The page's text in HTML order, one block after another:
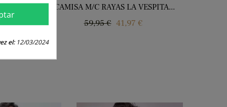
CAMISA M/C RAYAS LA VESPITA...
Precio
59,95 € Precio
41,97 €
el:12/03/2024